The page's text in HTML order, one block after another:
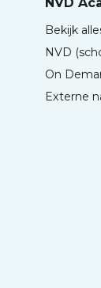
Bekijk
NVD
On
Externe